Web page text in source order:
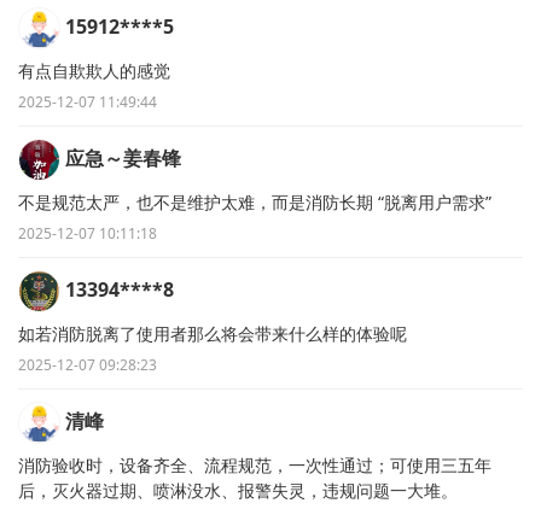
15912****5
有点自欺欺人的感觉
2025-12-07 11:49:44
应急～姜春锋
不是规范太严，也不是维护太难，而是消防长期 “脱离用户需求”
2025-12-07 10:11:18
13394****8
如若消防脱离了使用者那么将会带来什么样的体验呢
2025-12-07 09:28:23
清峰
消防验收时，设备齐全、流程规范，一次性通过；可使用三五年
后，灭火器过期、喷淋没水、报警失灵，违规问题一大堆。